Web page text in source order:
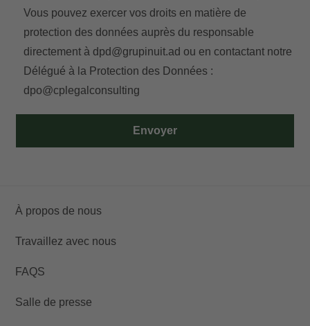
Envoyer
Vous pouvez exercer vos droits en matière de
protection des données auprès du responsable
directement àdpd@grupinuit.ad ou en contactant notre
Délégué à la Protection des Données :
dpo@cplegalconsulting
À propos de nous
Travaillez avec nous
FAQS
Salle de presse